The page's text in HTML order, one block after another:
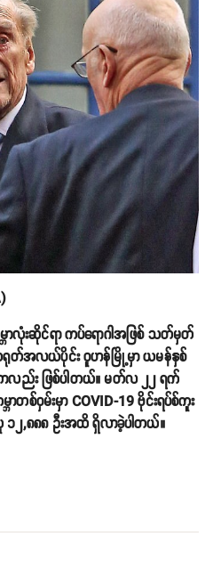
ာလုံးဆိုင်ရာ ကပ်ရောဂါအဖြစ် သတ်မှတ်
တ်အလယ်ပိုင်း ဝူဟန်မြို့မှာ ယမန်နှစ်
ည်း ဖြစ်ပါတယ်။ မတ်လ ၂၂ ရက်
စ်ဝှမ်းမှာ COVID-19 ဗိုင်းရပ်စ်ကူး
၂,၈၈၈ ဦးအထိ ရှိလာခဲ့ပါတယ်။